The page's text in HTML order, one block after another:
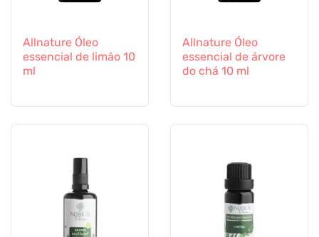
Allnature Óleo
essencial de limão 10
ml
Allnature Óleo
essencial de árvore
do chá 10 ml